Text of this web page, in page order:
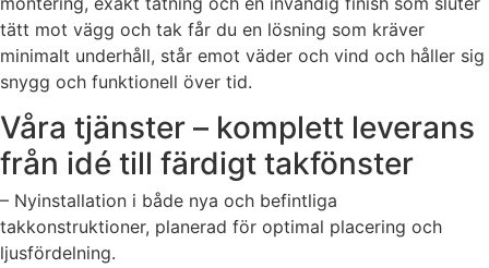
tätt mot vägg och tak får du en lösning som kräver
minimalt underhåll, står emot väder och vind och håller sig
snygg och funktionell över tid.
Våra tjänster – komplett leverans
från idé till färdigt takfönster
– Nyinstallation i både nya och befintliga
takkonstruktioner, planerad för optimal placering och
ljusfördelning.